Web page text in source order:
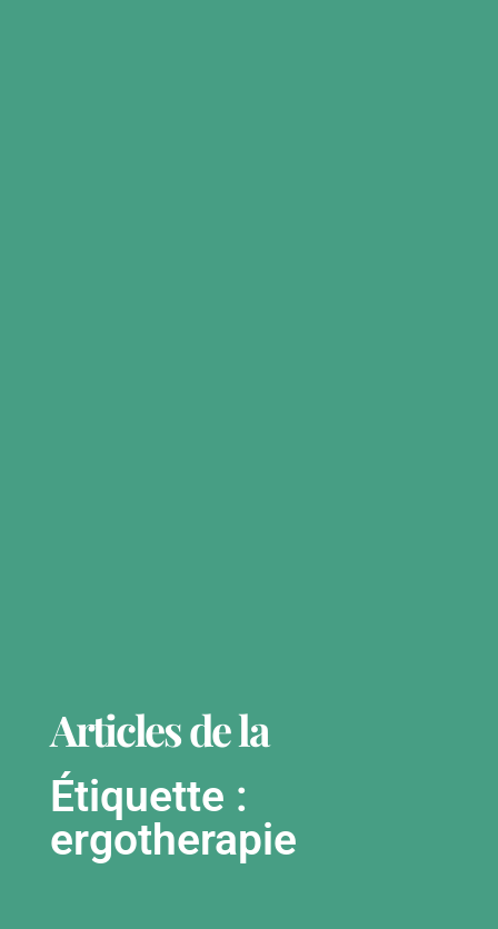
Articles de la
Étiquette :
ergotherapie